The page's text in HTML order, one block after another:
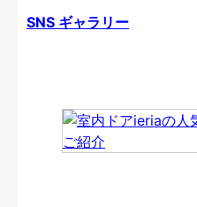
SNS ギャラリー